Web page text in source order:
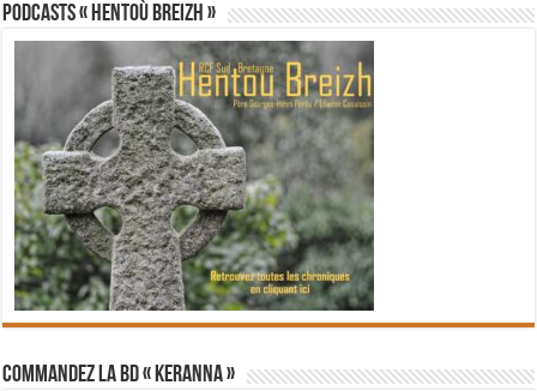
PODCASTS « Hentoù Breizh »
Commandez la BD « Keranna »